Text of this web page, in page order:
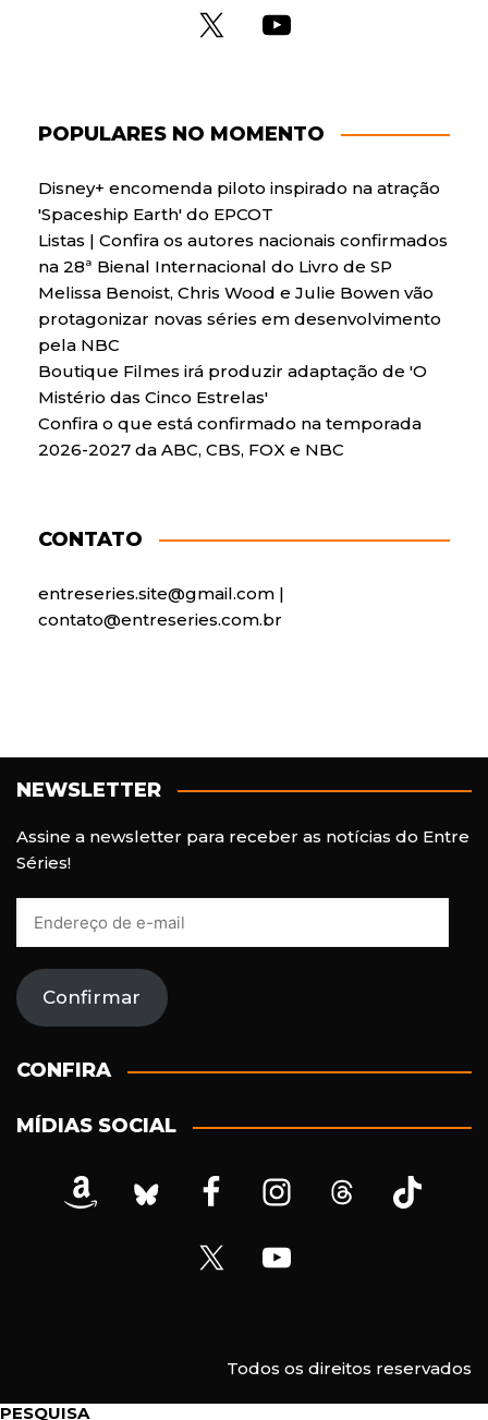
POPULARES NO MOMENTO
Disney+ encomenda piloto inspirado na atração
'Spaceship Earth' do EPCOT
Listas | Confira os autores nacionais confirmados
na 28ª Bienal Internacional do Livro de SP
Melissa Benoist, Chris Wood e Julie Bowen vão
protagonizar novas séries em desenvolvimento
pela NBC
Boutique Filmes irá produzir adaptação de 'O
Mistério das Cinco Estrelas'
Confira o que está confirmado na temporada
2026-2027 da ABC, CBS, FOX e NBC
CONTATO
entreseries.site@gmail.com |
contato@entreseries.com.br
NEWSLETTER
Assine a newsletter para receber as notícias do Entre
Séries!
e
r
ç
d
Confirmar
CONFIRA
MÍDIAS SOCIAL
Todos os direitos reservados
PESQUISA